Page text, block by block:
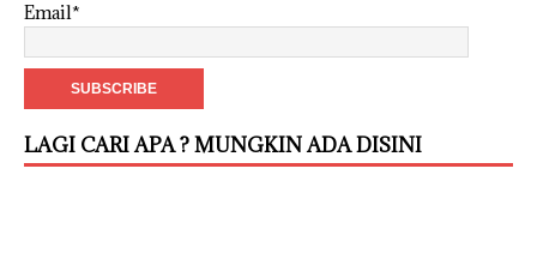
Email*
LAGI CARI APA ? MUNGKIN ADA DISINI